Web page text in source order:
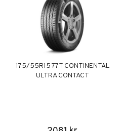
175/55R15 77T CONTINENTAL
ULTRA CONTACT